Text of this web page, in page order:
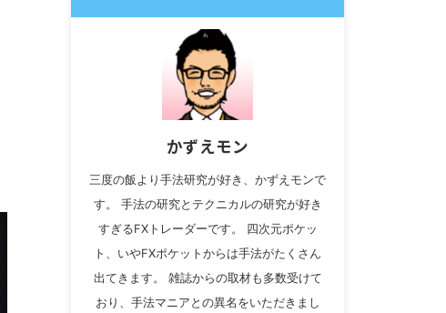
かずえモン
三度の飯より手法研究が好き、かずえモンで
す。 手法の研究とテクニカルの研究が好き
すぎるFXトレーダーです。 四次元ポケッ
ト、いやFXポケットからは手法がたくさん
出てきます。 雑誌からの取材も多数受けて
おり、手法マニアとの異名をいただきまし